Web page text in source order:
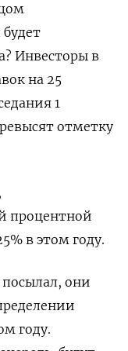
Инвесторы в
на 25
1
отметку
процентной
в этом году.
они
году.